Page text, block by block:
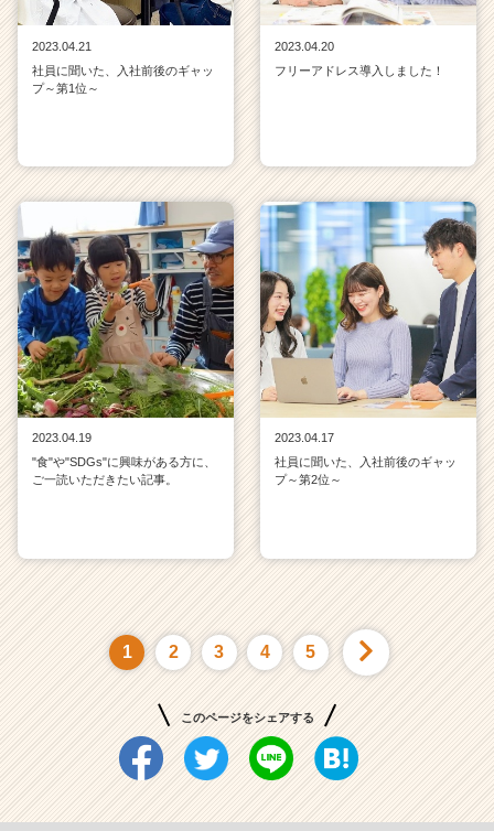
2023.04.21
社員に聞いた、入社前後のギャッ
プ～第1位～
2023.04.20
フリーアドレス導入しました！
2023.04.19
"食"や"SDGs"に興味がある方に、
ご一読いただきたい記事。
2023.04.17
社員に聞いた、入社前後のギャッ
プ～第2位～
1 2 3 4 5
このページをシェアする